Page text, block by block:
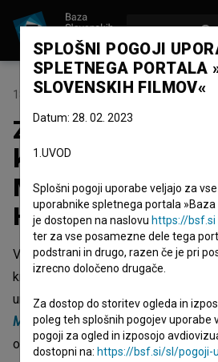
18. junij 2026
Zaključilo se je
kratkega
Moj prvi splav
Hannah Koselj
V Ljubljani se je 23. maja začelo
kratkometražnega filma scenaristke,
umetnice in pesniceHannah
Moj prvi splav. Režiserka s filmom
osebnega in političnega, kjer
SPLOŠNI POGOJI
SPLETNEGA PORTALA
SLOVENSKIH FILMOV«
Datum: 28. 02. 2023
1.UVOD
Splošni pogoji uporabe veljajo za
uporabnike spletnega portala »Baza
je dostopen na naslovu https://bsf.si
ter za vse posamezne dele tega
podstrani in drugo, razen če je pri
izrecno določeno drugače.
Za dostop do storitev ogleda in
poleg teh splošnih pogojev uporabe
pogoji za ogled in izposojo
dostopni na: https://bsf.si/sl/pogoji-